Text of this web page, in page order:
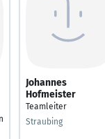
Johannes
Hofmeister
Teamleiter
Straubing